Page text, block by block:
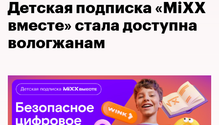
Детская подписка «MiXX
вместе» стала доступна
вологжанам